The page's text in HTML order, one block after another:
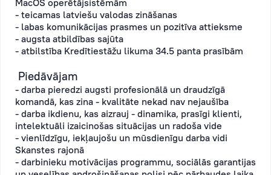
MacOS operētājsistēmām
- teicamas latviešu valodas zināšanas
- labas komunikācijas prasmes un pozitīva attieksme
- augsta atbildības sajūta
- atbilstība Kredītiestāžu likuma 34.5 panta prasībām
Piedāvājam
- darba pieredzi augsti profesionālā un draudzīgā
komandā, kas zina - kvalitāte nekad nav nejaušība
- darba ikdienu, kas aizrauj - dinamika, prasīgi klienti,
intelektuāli izaicinošas situācijas un radoša vide
- vienlīdzīgu, iekļaujošu un mūsdienīgu darba vidi
Skanstes rajonā
- darbinieku motivācijas programmu, sociālās garantijas